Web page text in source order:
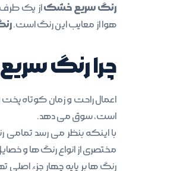
رنگ سریع خشکاز یک طرف
هوا از معایب این رنگ است.
چرارنگ
اعمال راحت و زمان کوتاه پخت
است، سوق می دهد.
با اینکه بنظر می رسد
مختصری از انواع رنگ ها و
رنگ ها بر پایه چهار جزء